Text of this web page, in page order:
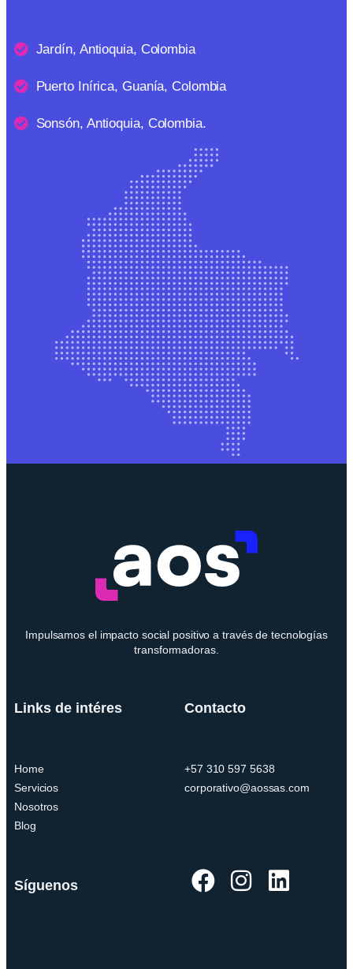
Jardín, Antioquia, Colombia
Puerto Inírica, Guanía, Colombia
Sonsón, Antioquia, Colombia.
Impulsamos el impacto social positivo a través de tecnologías
transformadoras.
Links de intéres
Home
Servicios
Nosotros
Blog
Contacto
+57 310 597 5638
corporativo@aossas.com
Síguenos